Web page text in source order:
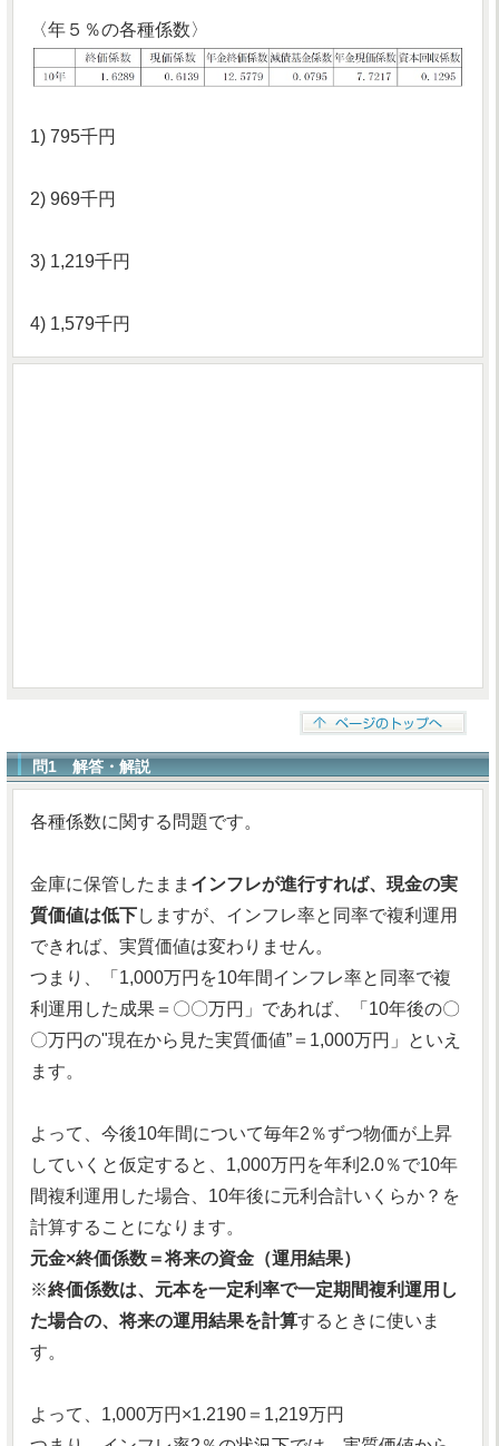
〈年５％の各種係数〉
1) 795千円
2) 969千円
3) 1,219千円
4) 1,579千円
問1 解答・解説
各種係数に関する問題です。
金庫に保管したまま インフレが進行すれば、現金の実
質価値は低下しますが、インフレ率と同率で複利運用
できれば、実質価値は変わりません。
つまり、「1,000万円を10年間インフレ率と同率で複
利運用した成果＝〇〇万円」であれば、「10年後の〇
〇万円の"現在から見た実質価値”＝1,000万円」といえ
ます。
よって、今後10年間について毎年2％ずつ物価が上昇
していくと仮定すると、1,000万円を年利2.0％で10年
間複利運用した場合、10年後に元利合計いくらか？を
計算することになります。
元金×終価係数＝将来の資金（運用結果）
※終価係数は、元本を一定利率で一定期間複利運用し
た場合の、将来の運用結果を計算するときに使いま
す。
よって、1,000万円×1.2190＝1,219万円